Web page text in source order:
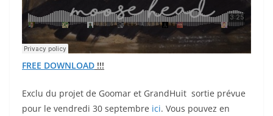
FREE DOWNLOAD !!!
Exclu du projet de Goomar et GrandHuit sortie prévue
pour le vendredi 30 septembre ici. Vous pouvez en